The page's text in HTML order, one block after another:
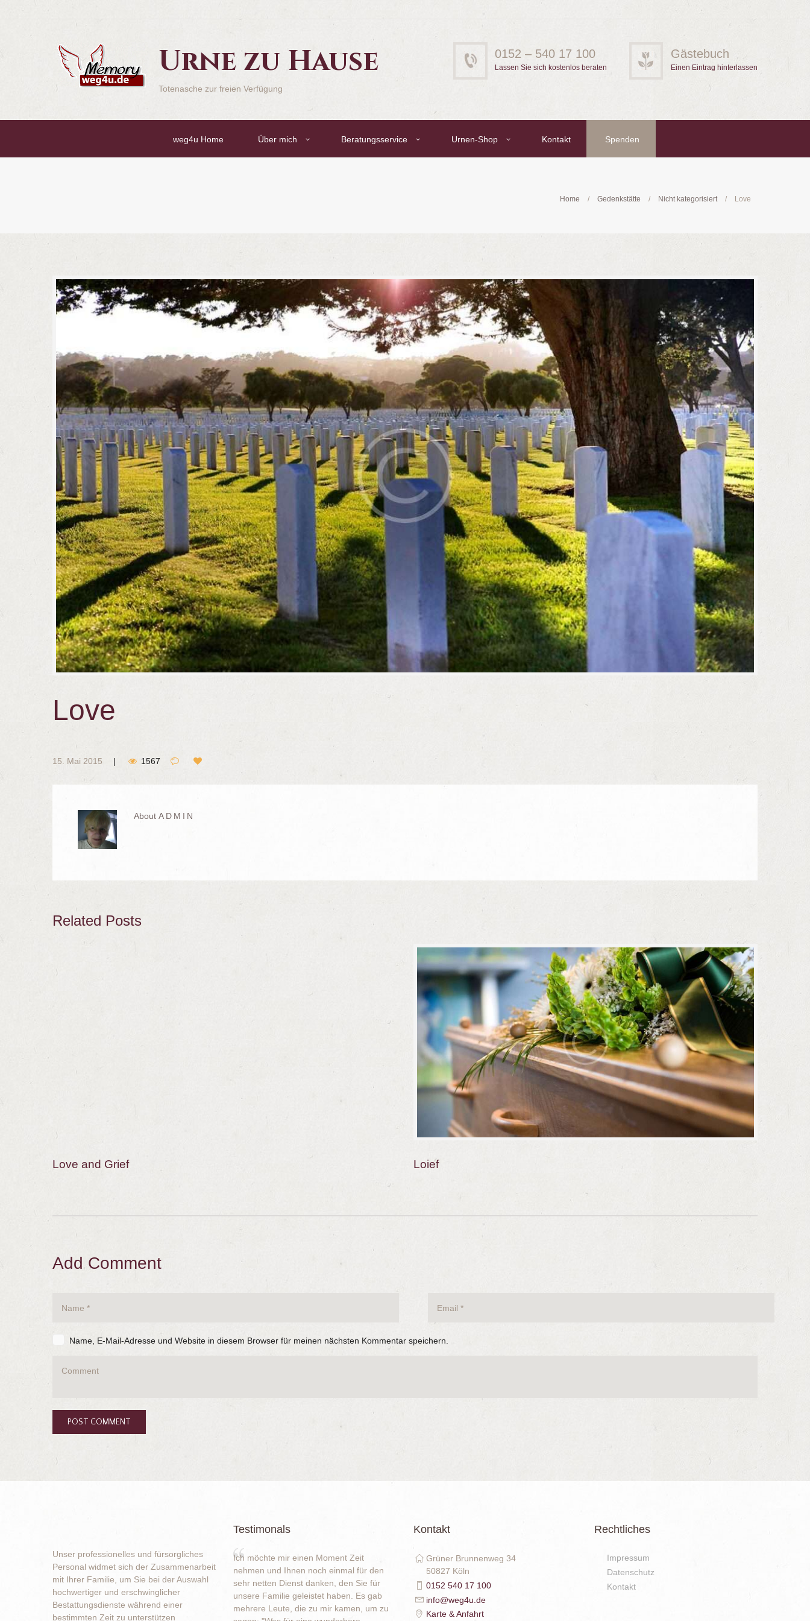
Urne zu Hause
Totenasche zur freien Verfügung
0152 – 540 17 100
Lassen Sie sich kostenlos beraten
Gästebuch
Einen Eintrag hinterlassen
weg4u Home Über mich Beratungsservice Urnen-Shop Kontakt Spenden
Home Gedenkstätte Nicht kategorisiert Love
Love
15. Mai 2015 1567
AboutADMIN
Related Posts
Love and Grief Loief
Add Comment
Name, E-Mail-Adresse und Website in diesem Browser für meinen nächsten Kommentar speichern.
Unser professionelles und fürsorgliches
Personal widmet sich der Zusammenarbeit
mit Ihrer Familie, um Sie bei der Auswahl
hochwertiger und erschwinglicher
Bestattungsdienste während einer
bestimmten Zeit zu unterstützen
Testimonals
Ich möchte mir einen Moment Zeit
nehmen und Ihnen noch einmal für den
sehr netten Dienst danken, den Sie für
unsere Familie geleistet haben. Es gab
mehrere Leute, die zu mir kamen, um zu
Kontakt
Grüner Brunnenweg 34
50827 Köln
0152 540 17 100
info@weg4u.de
Karte & Anfahrt
Rechtliches
Impressum
Datenschutz
Kontakt